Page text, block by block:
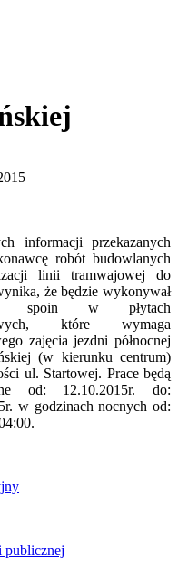
informacji przekazanych
robót budowlanych
linii tramwajowej do
że będzie wykonywał
spoin w płytach
które wymaga
zajęcia jezdni północnej
(w kierunku centrum)
ul. Startowej. Prace będą
od: 12.10.2015r. do:
w godzinach nocnych od: